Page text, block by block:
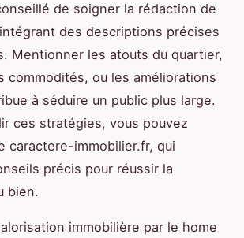
de soigner la rédaction de
intégrant des descriptions précises
Mentionner les atouts du quartier,
commodités, ou les améliorations
à séduire un public plus large.
ces stratégies, vous pouvez
caractere-immobilier.fr, qui
précis pour réussir la
bien.
immobilière par le home